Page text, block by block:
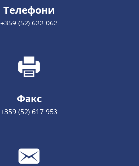
Телефони
+359 (52) 622 062
Факс
+359 (52) 617 953